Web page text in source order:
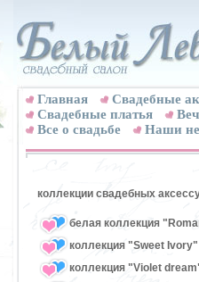
Главная
Свадебные
Cвадебные платья
Все о свадьбе
Наши
коллекции свадебных
белая коллекция
коллекция "Sweet Ivory"
коллекция "Violet